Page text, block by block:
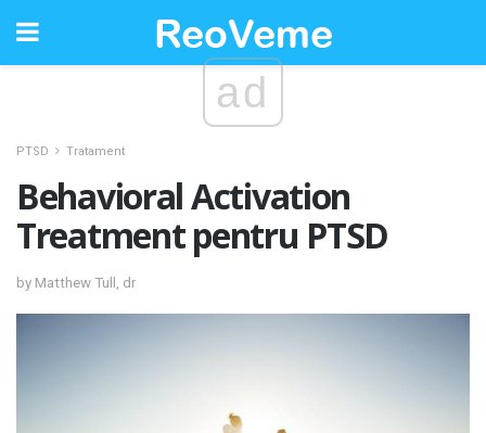
ad
PTSD Tratament
Behavioral Activation
Treatment pentru PTSD
by Matthew Tull, dr